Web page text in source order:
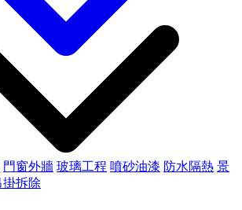
門窗外牆 玻璃工程 噴砂油漆 防水隔熱 景
掛拆除